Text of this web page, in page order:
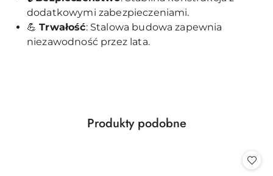
dodatkowymi zabezpieczeniami.
💪Trwałość: Stalowa budowa zapewnia
niezawodność przez lata.
Pomiń karuzelę produktów
Produkty
Produkty podobne